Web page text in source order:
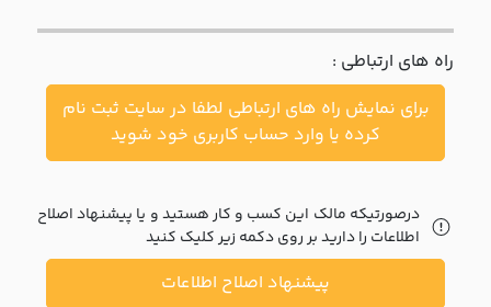
اخبار
پرسش
متداول
خواست
راه های ارتباطی :
برای نمایش راه های ارتباطی لطفا در سایت ثبت نام
کرده یا وارد حساب کاربری خود شوید
درصورتیکه مالک این کسب و کار هستید و یا پیشنهاد اصلاح
اطلاعات را دارید بر روی دکمه زیر کلیک کنید
پیشنهاد اصلاح اطلاعات